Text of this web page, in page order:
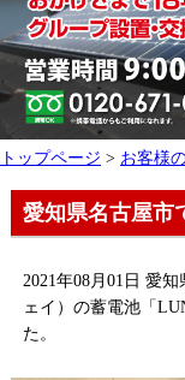
トップページ > お客様
愛知県名古屋市
2021年08月01日 愛
ェイ）の蓄電池「
た。